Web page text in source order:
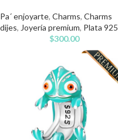
Pa´ enjoyarte, Charms, Charms
dijes, Joyería premium, Plata 925
$300.00